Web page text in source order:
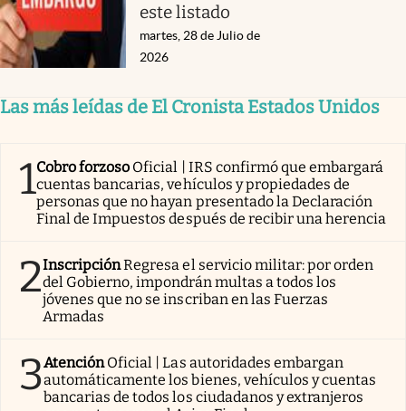
este listado
martes, 28 de Julio de
2026
Las más leídas de El Cronista Estados Unidos
1Cobro forzoso Oficial | IRS confirmó que embargará
cuentas bancarias, vehículos y propiedades de
personas que no hayan presentado la Declaración
Final de Impuestos después de recibir una herencia
2InscripciónRegresa el servicio militar: por orden
del Gobierno, impondrán multas a todos los
jóvenes que no se inscriban en las Fuerzas
Armadas
3AtenciónOficial | Las autoridades embargan
automáticamente los bienes, vehículos y cuentas
bancarias de todos los ciudadanos y extranjeros